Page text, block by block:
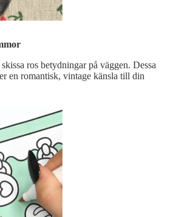
ros betydningar på väggen. Dessa
en romantisk, vintage känsla till din